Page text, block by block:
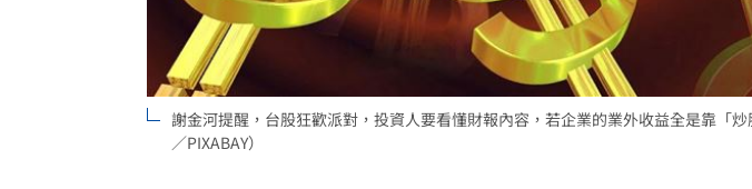
理想混蛋號召粉絲跨海追星吃美食！ 18:15
謝金河提醒，台股狂歡派對，投資人要看懂財報內容，若企業的業外收益全是靠「
／PIXABAY）